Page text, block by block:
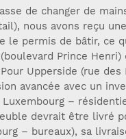
de changer de
nous avons reçu
le permis de bâtir, ce
Prince Henri)
Upperside (rue des
avancée avec un
–
devrait être livré
– bureaux), sa